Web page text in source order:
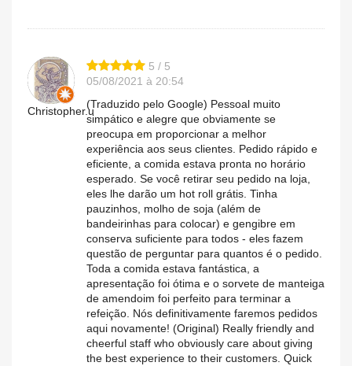
Christopher.u
5 / 5
05/08/2021 à 20:54
(Traduzido pelo Google) Pessoal muito
simpático e alegre que obviamente se
preocupa em proporcionar a melhor
experiência aos seus clientes. Pedido rápido e
eficiente, a comida estava pronta no horário
esperado. Se você retirar seu pedido na loja,
eles lhe darão um hot roll grátis. Tinha
pauzinhos, molho de soja (além de
bandeirinhas para colocar) e gengibre em
conserva suficiente para todos - eles fazem
questão de perguntar para quantos é o pedido.
Toda a comida estava fantástica, a
apresentação foi ótima e o sorvete de manteiga
de amendoim foi perfeito para terminar a
refeição. Nós definitivamente faremos pedidos
aqui novamente! (Original) Really friendly and
cheerful staff who obviously care about giving
the best experience to their customers. Quick